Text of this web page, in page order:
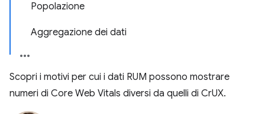
Popolazione
Aggregazione dei dati
Scopri i motivi per cui i dati RUM possono mostrare
numeri di Core Web Vitals diversi da quelli di CrUX.